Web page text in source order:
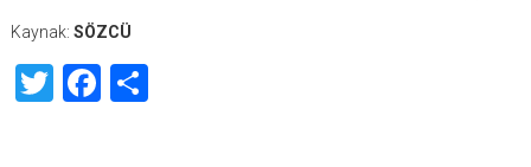
Kaynak: SÖZCÜ
TwitterFacebook
Share